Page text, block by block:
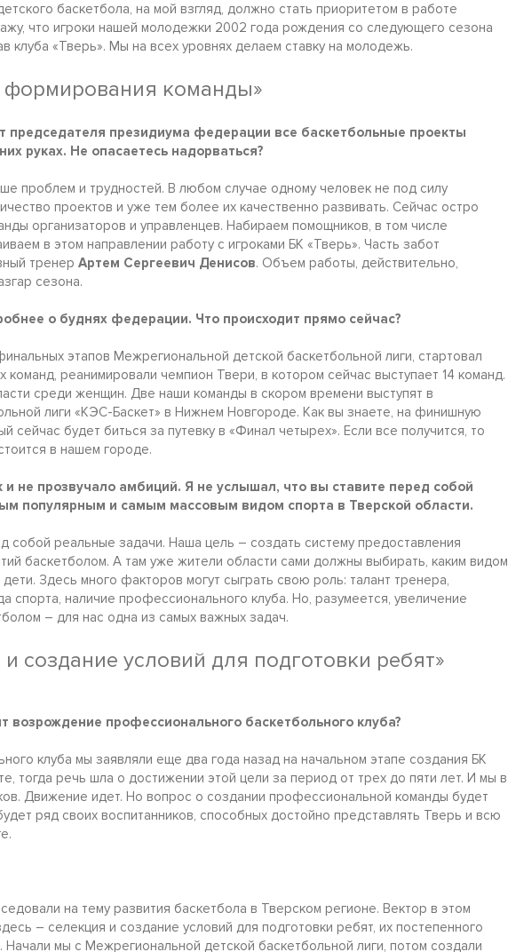
баскетбола, на мой взгляд, должно стать приоритетом в работе
что игроки нашей молодежки 2002 года рождения со следующего сезона
клуба «Тверь». Мы на всех уровнях делаем ставку на молодежь.
формирования команды»
председателя президиума федерации все баскетбольные проекты
руках. Не опасаетесь надорваться?
проблем и трудностей. В любом случае одному человек не под силу
проектов и уже тем более их качественно развивать. Сейчас остро
организаторов и управленцев. Набираем помощников, в том числе
в этом направлении работу с игроками БК «Тверь». Часть забот
тренер Артем Сергеевич Денисов. Объем работы, действительно,
сезона.
о буднях федерации. Что происходит прямо сейчас?
этапов Межрегиональной детской баскетбольной лиги, стартовал
команд, реанимировали чемпион Твери, в котором сейчас выступает 14 команд.
среди женщин. Две наши команды в скором времени выступят в
лиги «КЭС-Баскет» в Нижнем Новгороде. Как вы знаете, на финишную
сейчас будет биться за путевку в «Финал четырех». Если все получится, то
в нашем городе.
и не прозвучало амбиций. Я не услышал, что вы ставите перед собой
популярным и самым массовым видом спорта в Тверской области.
собой реальные задачи. Наша цель – создать систему предоставления
баскетболом. А там уже жители области сами должны выбирать, каким видом
дети. Здесь много факторов могут сыграть свою роль: талант тренера,
спорта, наличие профессионального клуба. Но, разумеется, увеличение
– для нас одна из самых важных задач.
создание условий для подготовки ребят»
возрождение профессионального баскетбольного клуба?
клуба мы заявляли еще два года назад на начальном этапе создания БК
тогда речь шла о достижении этой цели за период от трех до пяти лет. И мы в
Движение идет. Но вопрос о создании профессиональной команды будет
ряд своих воспитанников, способных достойно представлять Тверь и всю
на тему развития баскетбола в Тверском регионе. Вектор в этом
– селекция и создание условий для подготовки ребят, их постепенного
Начали мы с Межрегиональной детской баскетбольной лиги, потом создали